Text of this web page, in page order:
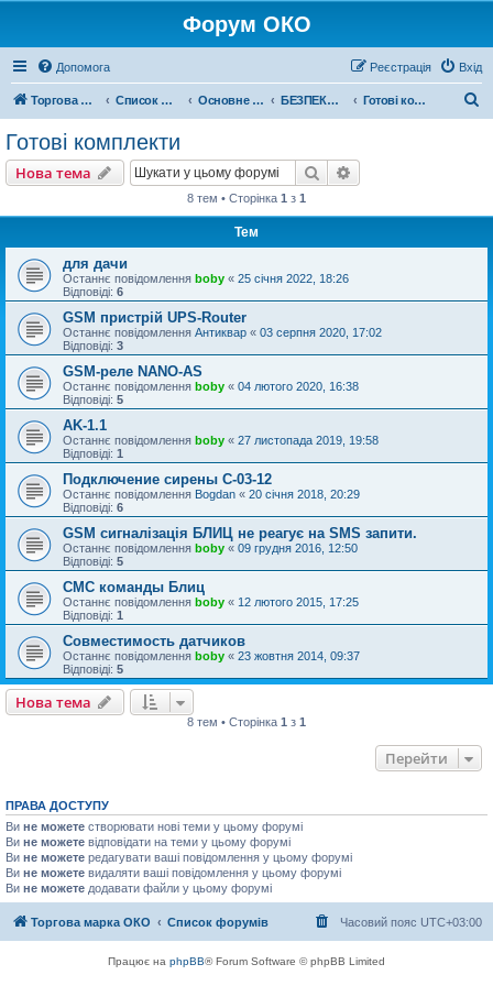
Форум ОКО
Допомога Вхід
Реєстрація
Торгова марка ОКО Список форумів Основне обладнання БЕЗПЕКА НЕРУХОМОСТІ Готові комплекти
Готові комплекти
Нова тема Пошук
8 тем • Сторінка 1 з 1
Тем
для дачи
Останнє повідомлення boby « 25 січня 2022, 18:26
Відповіді: 6
GSM пристрій UPS-Router
Останнє повідомлення Антиквар « 03 серпня 2020, 17:02
Відповіді: 3
GSM-реле NANO-AS
Останнє повідомлення boby « 04 лютого 2020, 16:38
Відповіді: 5
AK-1.1
Останнє повідомлення boby « 27 листопада 2019, 19:58
Відповіді: 1
Подключение сирены С-03-12
Останнє повідомлення Bogdan « 20 січня 2018, 20:29
Відповіді: 6
GSM сигналізація БЛИЦ не реагує на SMS запити.
Останнє повідомлення boby « 09 грудня 2016, 12:50
Відповіді: 5
СМС команды Блиц
Останнє повідомлення boby « 12 лютого 2015, 17:25
Відповіді: 1
Совместимость датчиков
Останнє повідомлення boby « 23 жовтня 2014, 09:37
Відповіді: 5
Нова тема
8 тем • Сторінка 1 з 1
Перейти
ПРАВА ДОСТУПУ
Ви не можете створювати нові теми у цьому форумі
Ви не можете відповідати на теми у цьому форумі
Ви не можете редагувати ваші повідомлення у цьому форумі
Ви не можете видаляти ваші повідомлення у цьому форумі
Ви не можете додавати файли у цьому форумі
Торгова марка ОКО Список форумів Часовий пояс UTC+03:00
Працює на phpBB® Forum Software © phpBB Limited